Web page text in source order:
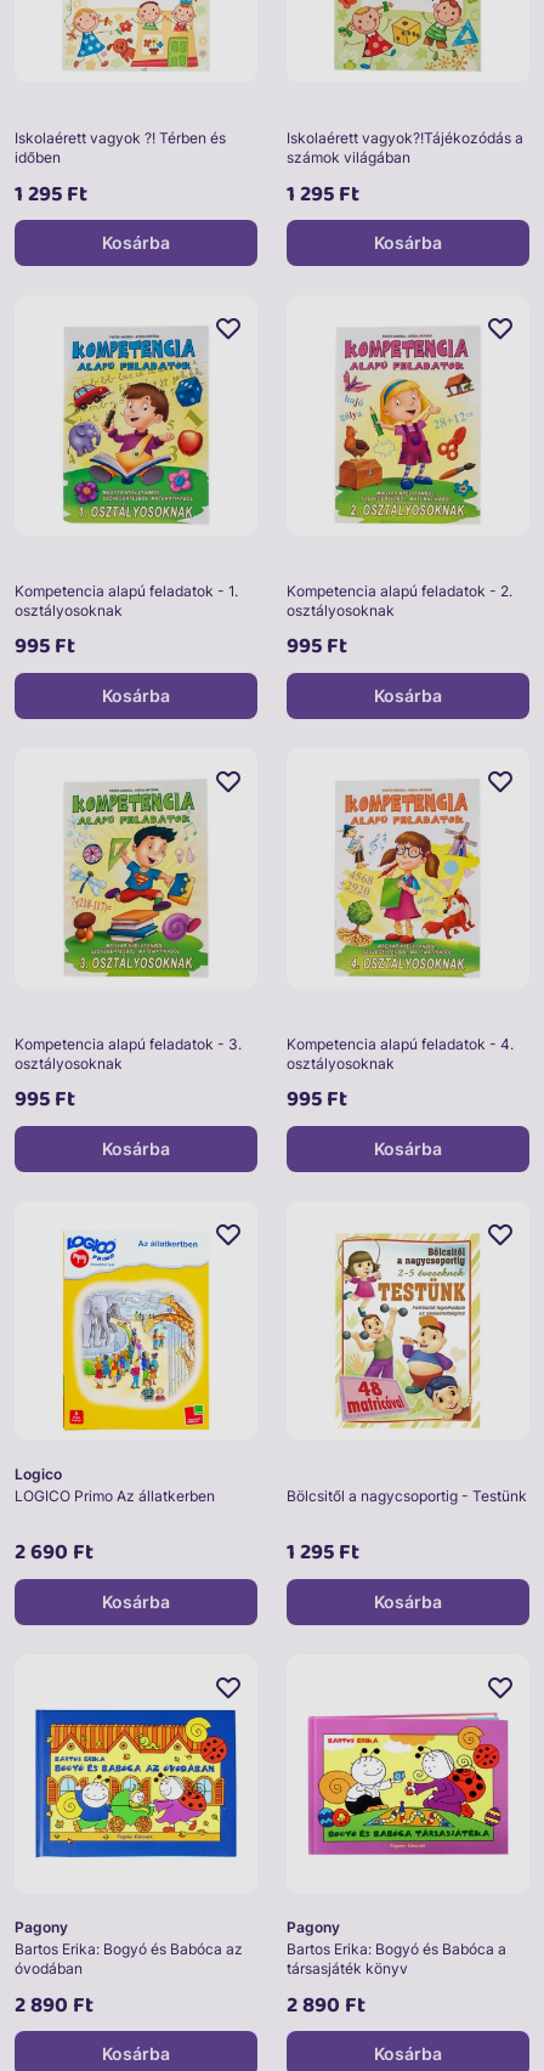
Iskolaérett vagyok ?! Térben és
időben
1 295 Ft
Kosárba
Iskolaérett vagyok?!Tájékozódás a
számok világában
1 295 Ft
Kosárba
Kompetencia alapú feladatok - 1.
osztályosoknak
995 Ft
Kosárba
Kompetencia alapú feladatok - 2.
osztályosoknak
995 Ft
Kosárba
Kompetencia alapú feladatok - 3.
osztályosoknak
995 Ft
Kosárba
Kompetencia alapú feladatok - 4.
osztályosoknak
995 Ft
Kosárba
Logico
LOGICO Primo Az állatkerben
2 690 Ft
Kosárba
Bölcsitől a nagycsoportig - Testünk
1 295 Ft
Kosárba
Pagony
Bartos Erika: Bogyó és Babóca az
óvodában
2 890 Ft
Kosárba
Pagony
Bartos Erika: Bogyó és Babóca a
társasjáték könyv
2 890 Ft
Kosárba